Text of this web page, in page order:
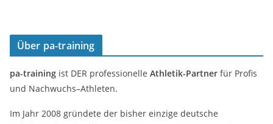
Über pa-training
pa-training ist DER professionelle Athletik-Partner für Profis
und Nachwuchs–Athleten.
Im Jahr 2008 gründete der bisher einzige deutsche